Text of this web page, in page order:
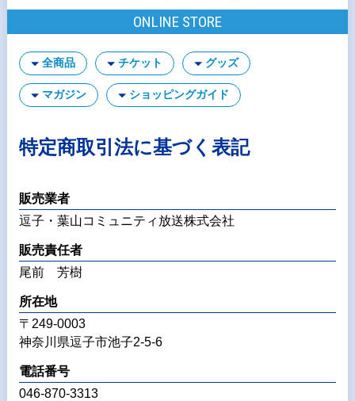
ONLINE STORE
全商品 チケット グッズ
マガジン ショッピングガイド
特定商取引法に基づく表記
販売業者
逗子・葉山コミュニティ放送株式会社
販売責任者
尾前 芳樹
所在地
〒249-0003
神奈川県逗子市池子2-5-6
電話番号
046-870-3313